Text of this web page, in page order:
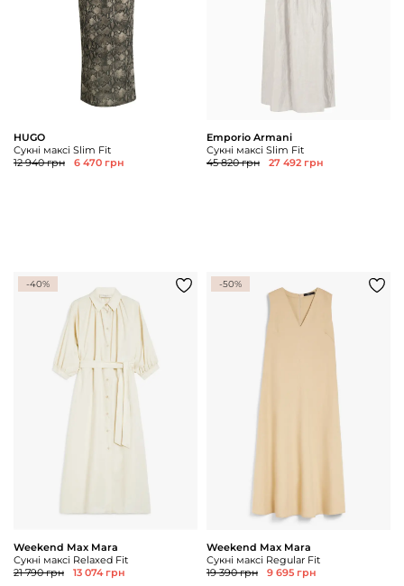
HUGO
Сукні максі Slim Fit
12 940 грн
6 470 грн
Emporio Armani
Сукні максі Slim Fit
45 820 грн
27 492 грн
-40%
Weekend Max Mara
Сукні максі Relaxed Fit
21 790 грн
13 074 грн
-50%
Weekend Max Mara
Сукні максі Regular Fit
19 390 грн
9 695 грн